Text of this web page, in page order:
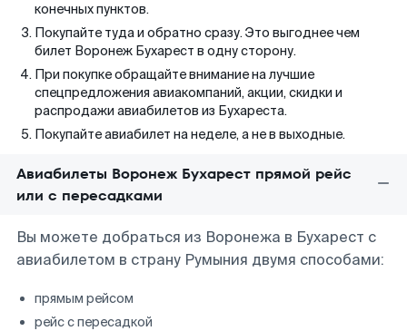
конечных пунктов.
Покупайте туда и обратно сразу. Это выгоднее чем
билет Воронеж Бухарест в одну сторону.
При покупке обращайте внимание на лучшие
спецпредложения авиакомпаний, акции, скидки и
распродажи авиабилетов из Бухареста.
Покупайте авиабилет на неделе, а не в выходные.
Авиабилеты Воронеж Бухарест прямой рейс
или с пересадками
Вы можете добраться из Воронежа в Бухарест с
авиабилетом в страну Румыния двумя способами:
прямым рейсом
рейс с пересадкой